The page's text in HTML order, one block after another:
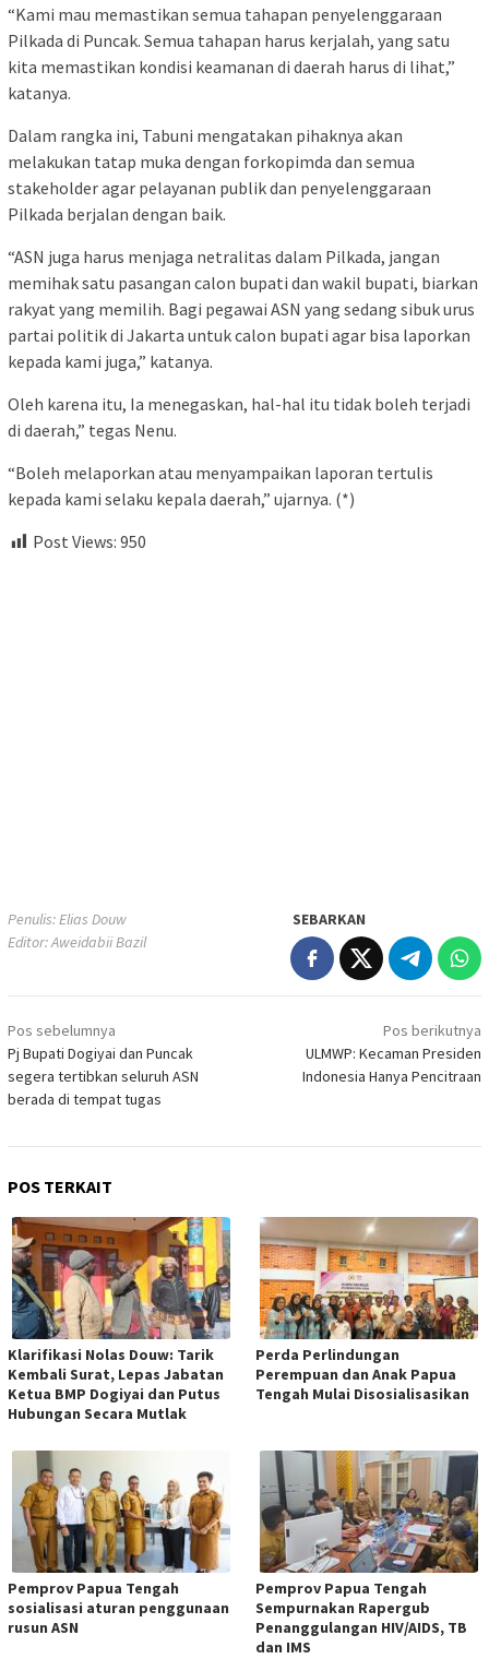
“Kami mau memastikan semua tahapan penyelenggaraan
Pilkada di Puncak. Semua tahapan harus kerjalah, yang satu
kita memastikan kondisi keamanan di daerah harus di lihat,”
katanya.
Dalam rangka ini, Tabuni mengatakan pihaknya akan
melakukan tatap muka dengan forkopimda dan semua
stakeholder agar pelayanan publik dan penyelenggaraan
Pilkada berjalan dengan baik.
“ASN juga harus menjaga netralitas dalam Pilkada, jangan
memihak satu pasangan calon bupati dan wakil bupati, biarkan
rakyat yang memilih. Bagi pegawai ASN yang sedang sibuk urus
partai politik di Jakarta untuk calon bupati agar bisa laporkan
kepada kami juga,” katanya.
Oleh karena itu, Ia menegaskan, hal-hal itu tidak boleh terjadi
di daerah,” tegas Nenu.
“Boleh melaporkan atau menyampaikan laporan tertulis
kepada kami selaku kepala daerah,” ujarnya. (*)
Post Views: 950
Penulis: Elias Douw
Editor: Aweidabii Bazil
SEBARKAN
Navigasi
pos
Pos sebelumnya
Pj Bupati Dogiyai dan Puncak
segera tertibkan seluruh ASN
berada di tempat tugas
Pos berikutnya
ULMWP: Kecaman Presiden
Indonesia Hanya Pencitraan
POS TERKAIT
Klarifikasi Nolas Douw: Tarik
Kembali Surat, Lepas Jabatan
Ketua BMP Dogiyai dan Putus
Hubungan Secara Mutlak
Perda Perlindungan
Perempuan dan Anak Papua
Tengah Mulai Disosialisasikan
Pemprov Papua Tengah
sosialisasi aturan penggunaan
rusun ASN
Pemprov Papua Tengah
Sempurnakan Rapergub
Penanggulangan HIV/AIDS, TB
dan IMS